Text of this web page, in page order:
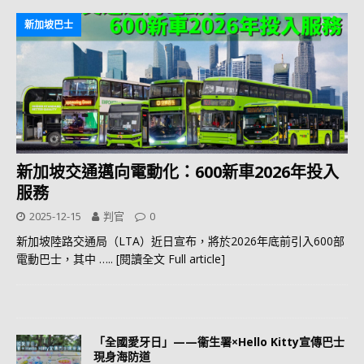
新加坡巴士
新加坡交通邁向電動化：600新車2026年投入
服務
2025-12-15 判官 0
新加坡陸路交通局（LTA）近日宣布，將於2026年底前引入600部
電動巴士，其中 ….. [閱讀全文 Full article]
「全國愛牙日」——衞生署×Hello Kitty宣傳巴士
現身海防道